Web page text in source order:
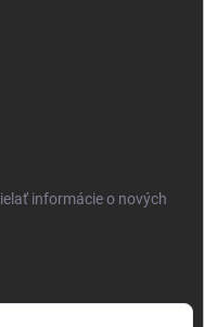
informácie o nových